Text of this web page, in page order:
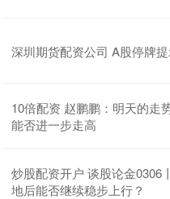
深圳期货配资公司 A股停牌
10倍配资 赵鹏鹏：明天的走
能否进一步走高
炒股配资开户 谈股论金0306
地后能否继续稳步上行？